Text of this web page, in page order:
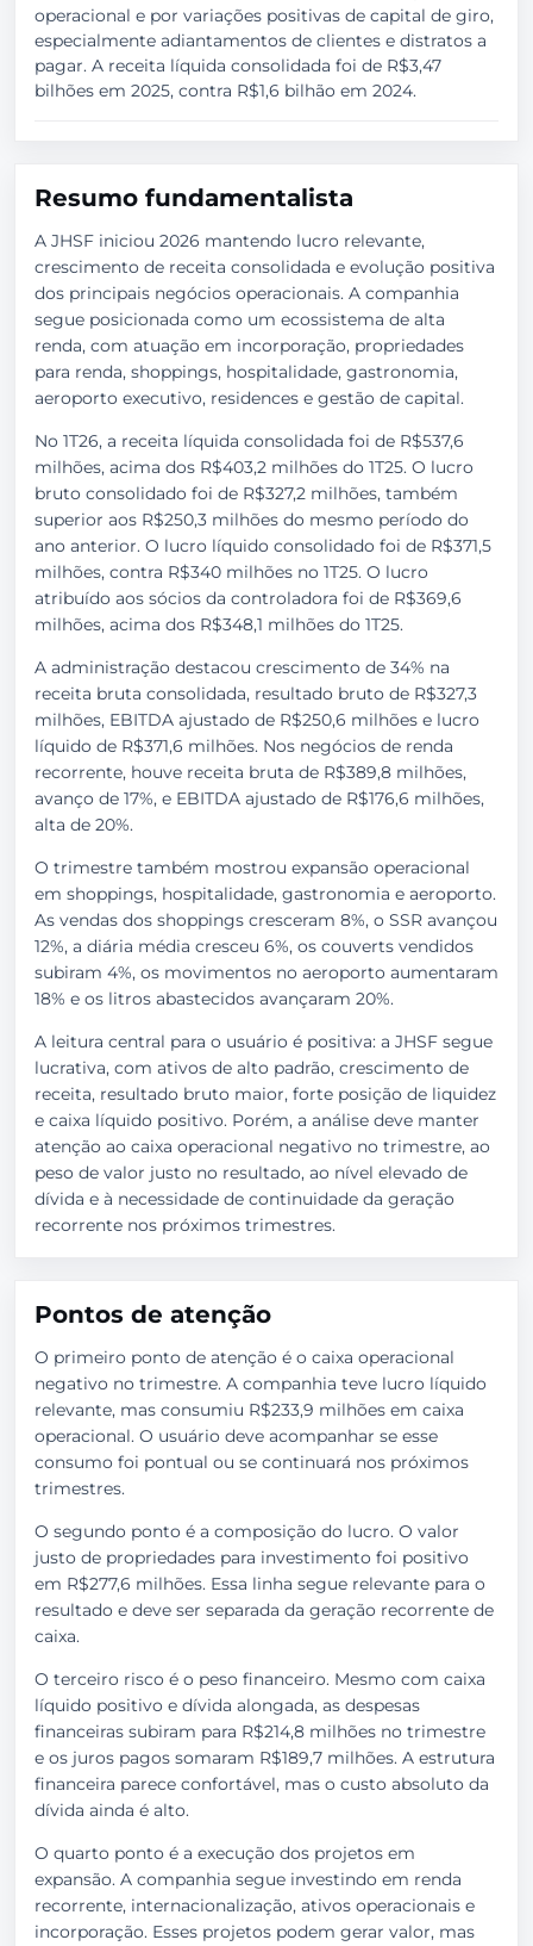
operacional e por variações positivas de capital de giro,
especialmente adiantamentos de clientes e distratos a
pagar. A receita líquida consolidada foi de R$3,47
bilhões em 2025, contra R$1,6 bilhão em 2024.
Resumo fundamentalista
A JHSF iniciou 2026 mantendo lucro relevante,
crescimento de receita consolidada e evolução positiva
dos principais negócios operacionais. A companhia
segue posicionada como um ecossistema de alta
renda, com atuação em incorporação, propriedades
para renda, shoppings, hospitalidade, gastronomia,
aeroporto executivo, residences e gestão de capital.
No 1T26, a receita líquida consolidada foi de R$537,6
milhões, acima dos R$403,2 milhões do 1T25. O lucro
bruto consolidado foi de R$327,2 milhões, também
superior aos R$250,3 milhões do mesmo período do
ano anterior. O lucro líquido consolidado foi de R$371,5
milhões, contra R$340 milhões no 1T25. O lucro
atribuído aos sócios da controladora foi de R$369,6
milhões, acima dos R$348,1 milhões do 1T25.
A administração destacou crescimento de 34% na
receita bruta consolidada, resultado bruto de R$327,3
milhões, EBITDA ajustado de R$250,6 milhões e lucro
líquido de R$371,6 milhões. Nos negócios de renda
recorrente, houve receita bruta de R$389,8 milhões,
avanço de 17%, e EBITDA ajustado de R$176,6 milhões,
alta de 20%.
O trimestre também mostrou expansão operacional
em shoppings, hospitalidade, gastronomia e aeroporto.
As vendas dos shoppings cresceram 8%, o SSR avançou
12%, a diária média cresceu 6%, os couverts vendidos
subiram 4%, os movimentos no aeroporto aumentaram
18% e os litros abastecidos avançaram 20%.
A leitura central para o usuário é positiva: a JHSF segue
lucrativa, com ativos de alto padrão, crescimento de
receita, resultado bruto maior, forte posição de liquidez
e caixa líquido positivo. Porém, a análise deve manter
atenção ao caixa operacional negativo no trimestre, ao
peso de valor justo no resultado, ao nível elevado de
dívida e à necessidade de continuidade da geração
recorrente nos próximos trimestres.
Pontos de atenção
O primeiro ponto de atenção é o caixa operacional
negativo no trimestre. A companhia teve lucro líquido
relevante, mas consumiu R$233,9 milhões em caixa
operacional. O usuário deve acompanhar se esse
consumo foi pontual ou se continuará nos próximos
trimestres.
O segundo ponto é a composição do lucro. O valor
justo de propriedades para investimento foi positivo
em R$277,6 milhões. Essa linha segue relevante para o
resultado e deve ser separada da geração recorrente de
caixa.
O terceiro risco é o peso financeiro. Mesmo com caixa
líquido positivo e dívida alongada, as despesas
financeiras subiram para R$214,8 milhões no trimestre
e os juros pagos somaram R$189,7 milhões. A estrutura
financeira parece confortável, mas o custo absoluto da
dívida ainda é alto.
O quarto ponto é a execução dos projetos em
expansão. A companhia segue investindo em renda
recorrente, internacionalização, ativos operacionais e
incorporação. Esses projetos podem gerar valor, mas